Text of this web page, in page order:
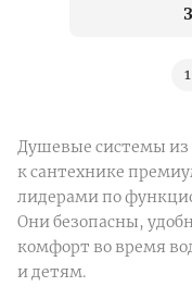
1
Душевые системы из
к сантехнике
лидерами по
Они безопасны,
комфорт во время
и детям.